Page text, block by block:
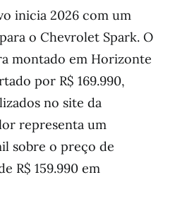
inicia 2026 com um
o Chevrolet Spark. O
montado em Horizonte
por R$ 169.990,
no site da
representa um
sobre o preço de
R$ 159.990 em